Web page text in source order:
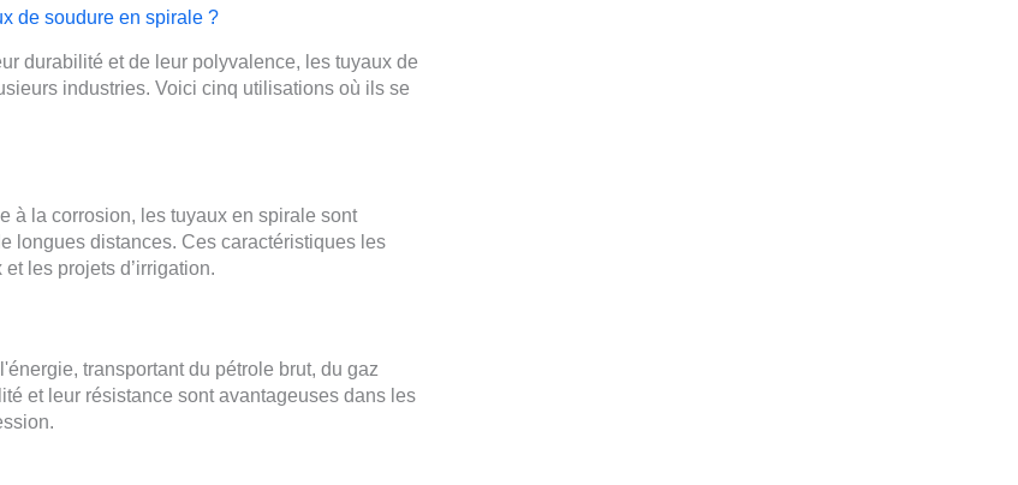
de soudure en spirale ?
durabilité et de leur polyvalence, les tuyaux de
industries. Voici cinq utilisations où ils se
à la corrosion, les tuyaux en spirale sont
longues distances. Ces caractéristiques les
les projets d’irrigation.
transportant du pétrole brut, du gaz
et leur résistance sont avantageuses dans les